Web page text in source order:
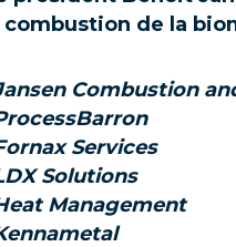
combustion de la
Combustion
Services
Solutions
Management